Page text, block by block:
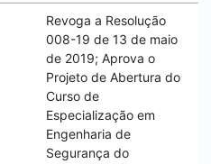
Revoga a Resolução
008-19 de 13 de maio
de 2019; Aprova o
Projeto de Abertura do
Curso de
Especialização em
Engenharia de
Segurança do